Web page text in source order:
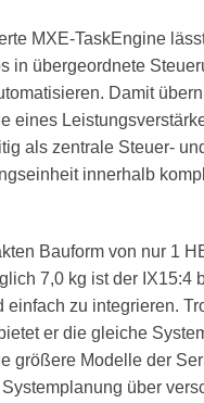
MXE-TaskEngine
in übergeordnete
Damit
eines
als zentrale Steuer-
innerhalb
Bauform von nur 1
7,0 kg ist der IX15:4
einfach zu integrieren.
er die gleiche
größere Modelle der
über